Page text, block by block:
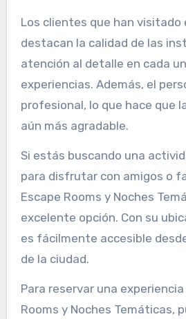
Los clientes que han visitado
destacan la calidad de las
atención al detalle en cada
experiencias. Además, el
profesional, lo que hace que
aún más agradable.
Si estás buscando una
para disfrutar con amigos o
Escape Rooms y Noches
excelente opción. Con su
es fácilmente accesible
de la ciudad.
Para reservar una
Rooms y Noches Temáticas,